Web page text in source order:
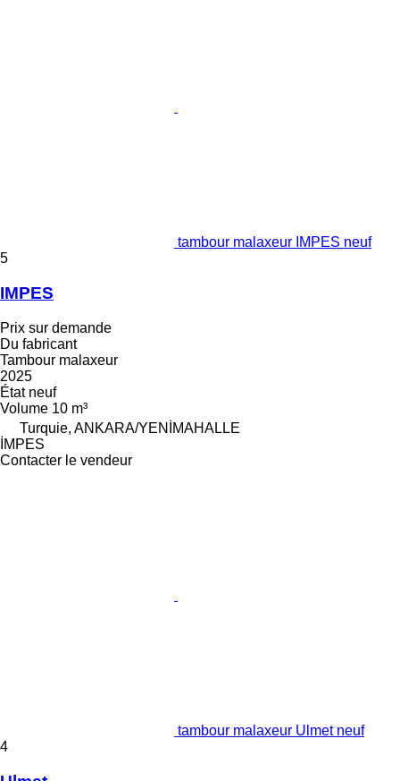
tambour malaxeur IMPES neuf
5
IMPES
Prix sur demande
Du fabricant
Tambour malaxeur
2025
Étatneuf
Volume 10 m³
Turquie, ANKARA/YENİMAHALLE
İMPES
Contacter le vendeur
tambour malaxeur Ulmet neuf
4